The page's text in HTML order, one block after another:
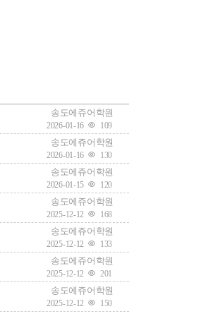
송도에쥬어학원
2026-01-16 109
송도에쥬어학원
2026-01-16 130
송도에쥬어학원
2026-01-15 120
송도에쥬어학원
2025-12-12 168
송도에쥬어학원
2025-12-12 133
송도에쥬어학원
2025-12-12 201
송도에쥬어학원
2025-12-12 150